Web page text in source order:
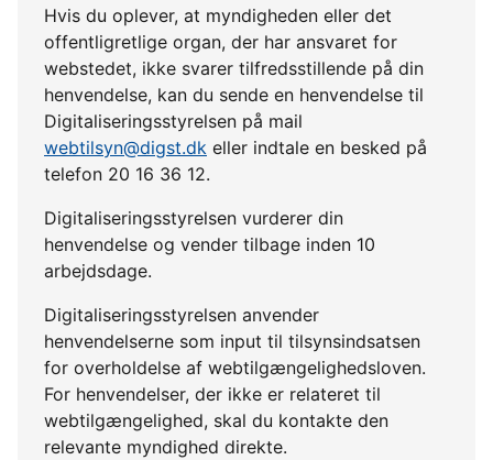
Hvis du oplever, at myndigheden eller det
offentligretlige organ, der har ansvaret for
webstedet, ikke svarer tilfredsstillende på din
henvendelse, kan du sende en henvendelse til
Digitaliseringsstyrelsen på mail
webtilsyn@digst.dk eller indtale en besked på
telefon 20 16 36 12.
Digitaliseringsstyrelsen vurderer din
henvendelse og vender tilbage inden 10
arbejdsdage.
Digitaliseringsstyrelsen anvender
henvendelserne som input til tilsynsindsatsen
for overholdelse af webtilgængelighedsloven.
For henvendelser, der ikke er relateret til
webtilgængelighed, skal du kontakte den
relevante myndighed direkte.